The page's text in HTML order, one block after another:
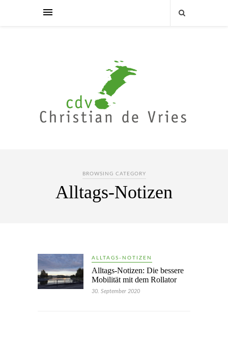
BROWSING CATEGORY
Alltags-Notizen
ALLTAGS-NOTIZEN
Alltags-Notizen: Die bessere
Mobilität mit dem Rollator
30. September 2020